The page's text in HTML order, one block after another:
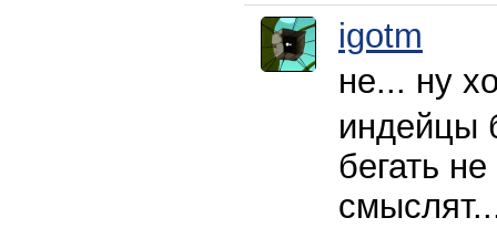
igotm
не... ну
индейцы
бегать